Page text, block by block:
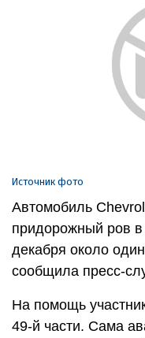
Источник фото
Автомобиль
придорожный ров
декабря около
сообщила пресс-
На помощь
49-й части. Сама